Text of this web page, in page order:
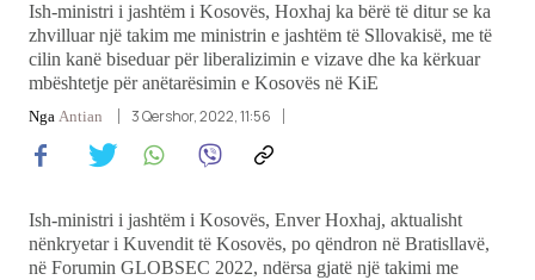
Sport
Pikëpamje
Art Jete
Kulturë
Showbiz
Ish-ministri i jashtëm i Kosovës, Hoxhaj ka bërë të ditur se ka
zhvilluar një takim me ministrin e jashtëm të Sllovakisë, me të
cilin kanë biseduar për liberalizimin e vizave dhe ka kërkuar
mbështetje për anëtarësimin e Kosovës në KiE
Nga Antian 3 Qershor, 2022, 11:56
Ish-ministri i jashtëm i Kosovës, Enver Hoxhaj, aktualisht
nënkryetar i Kuvendit të Kosovës, po qëndron në Bratisllavë,
në Forumin GLOBSEC 2022, ndërsa gjatë një takimi me